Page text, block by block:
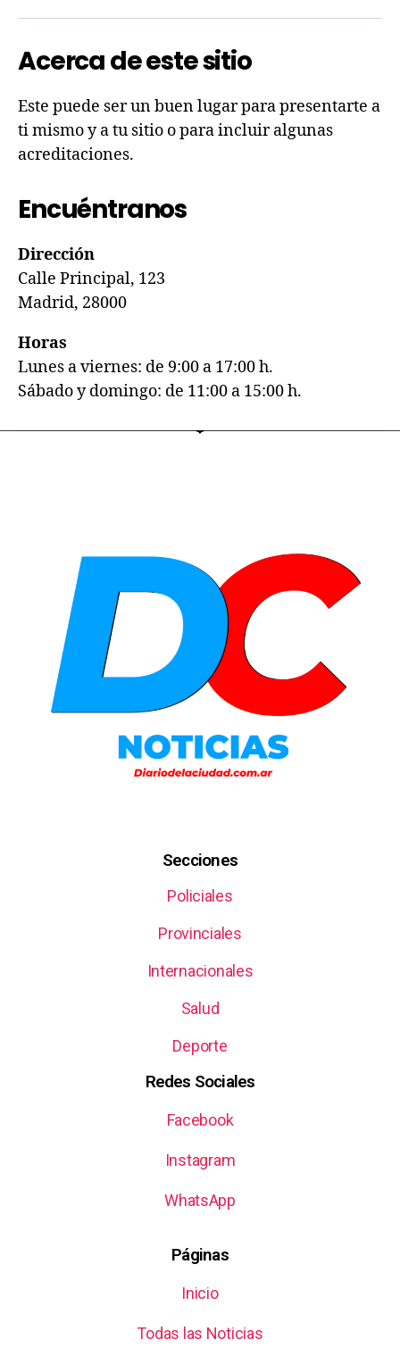
Acerca de este sitio
Este puede ser un buen lugar para presentarte a
ti mismo y a tu sitio o para incluir algunas
acreditaciones.
Encuéntranos
Dirección
Calle Principal, 123
Madrid, 28000
Horas
Lunes a viernes: de 9:00 a 17:00 h.
Sábado y domingo: de 11:00 a 15:00 h.
Secciones
Policiales
Provinciales
Internacionales
Salud
Deporte
Redes Sociales
Facebook
Instagram
WhatsApp
Páginas
Inicio
Todas las Noticias